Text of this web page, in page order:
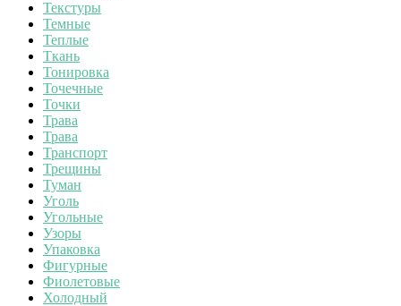
Текстуры
Темные
Теплые
Ткань
Тонировка
Точечные
Точки
Трава
Трава
Транспорт
Трещины
Туман
Уголь
Угольные
Узоры
Упаковка
Фигурные
Фиолетовые
Холодный